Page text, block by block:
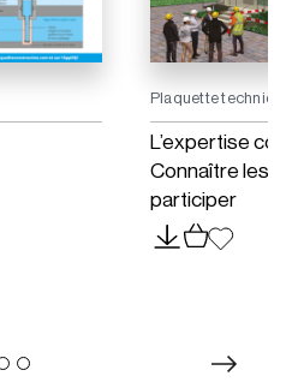
Plaquette technique
L’expertise
Connaître les
participer